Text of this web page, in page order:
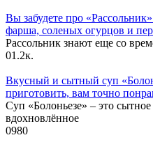
Вы забудете про
фарша, соленых огурцов и
Рассольник знают еще со
01.2к.
Вкусный и сытный cуп
приготовить, вам точно
Суп «Болоньезе» – это
вдохновлённое
0980